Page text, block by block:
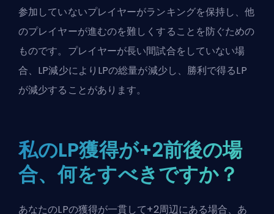
参加していないプレイヤーがランキングを保持し、他
のプレイヤーが進むのを難しくすることを防ぐための
ものです。プレイヤーが長い間試合をしていない場
合、LP減少によりLPの総量が減少し、勝利で得るLP
が減少することがあります。
私のLP獲得が+2前後の場
合、何をすべきですか？
あなたのLPの獲得が一貫して+2周辺にある場合、あ